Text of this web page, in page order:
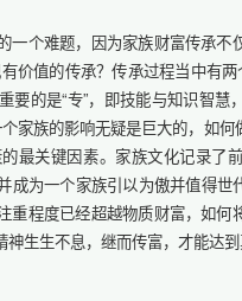
一个难题，因为家族财富传承不
价值的传承？传承过程当中有两
要的是“专”，即技能与知识智慧
个家族的影响无疑是巨大的，如
最关键因素。家族文化记录了
成为一个家族引以为傲并值得世
程度已经超越物质财富，如何
生生不息，继而传富，才能达到